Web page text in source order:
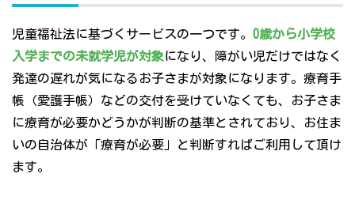
児童福祉法に基づくサービスの一つです。 0歳から小学校
入学までの未就学児が対象になり、障がい児だけではなく
発達の遅れが気になるお子さまが対象になります。療育手
帳（愛護手帳）などの交付を受けていなくても、お子さま
に療育が必要かどうかが判断の基準とされており、お住ま
いの自治体が「療育が必要」と判断すればご利用して頂け
ます。